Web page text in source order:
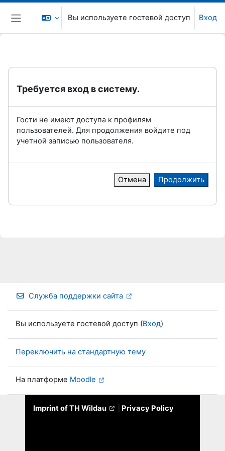
Перейти к основному содержанию
Боковая панель
Вы используете гостевой доступ Вход
Требуется вход в систему.
Гости не имеют доступа к профилям
пользователей. Для продолжения войдите под
учетной записью пользователя.
Отмена Продолжить
Служба поддержки сайта
Вы используете гостевой доступ (Вход)
Переключить на стандартную тему
На платформе Moodle
Imprint of TH Wildau Privacy Policy